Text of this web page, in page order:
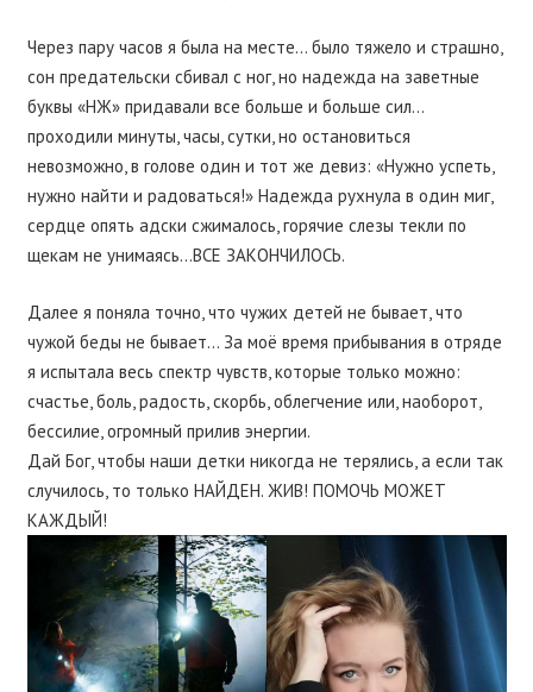
Через пару часов я была на месте… было тяжело и страшно,
сон предательски сбивал с ног, но надежда на заветные
буквы «НЖ» придавали все больше и больше сил…
проходили минуты, часы, сутки, но остановиться
невозможно, в голове один и тот же девиз: «Нужно успеть,
нужно найти и радоваться!» Надежда рухнула в один миг,
сердце опять адски сжималось, горячие слезы текли по
щекам не унимаясь…ВСЕ ЗАКОНЧИЛОСЬ.
Далее я поняла точно, что чужих детей не бывает, что
чужой беды не бывает… За моё время прибывания в отряде
я испытала весь спектр чувств, которые только можно:
счастье, боль, радость, скорбь, облегчение или, наоборот,
бессилие, огромный прилив энергии.
Дай Бог, чтобы наши детки никогда не терялись, а если так
случилось, то только НАЙДЕН. ЖИВ! ПОМОЧЬ МОЖЕТ
КАЖДЫЙ!